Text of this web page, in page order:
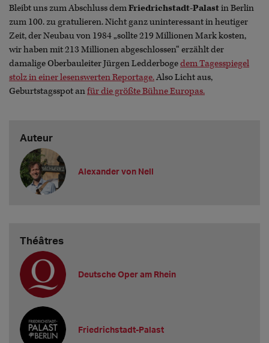
Bleibt uns zum Abschluss demFriedrichstadt-Palastin Berlin
zum 100. zu gratulieren. Nicht ganz uninteressant in heutiger
Zeit, der Neubau von 1984 „sollte 219 Millionen Mark kosten,
wir haben mit 213 Millionen abgeschlossen“ erzählt der
damalige Oberbauleiter Jürgen Ledderbogedem Tagesspiegel
stolz in einer lesenswerten Reportage.Also Licht aus,
Geburtstagsspot anfür die größte Bühne Europas.
Auteur
Alexander von Nell
Théâtres
Deutsche Oper am Rhein
Friedrichstadt-Palast